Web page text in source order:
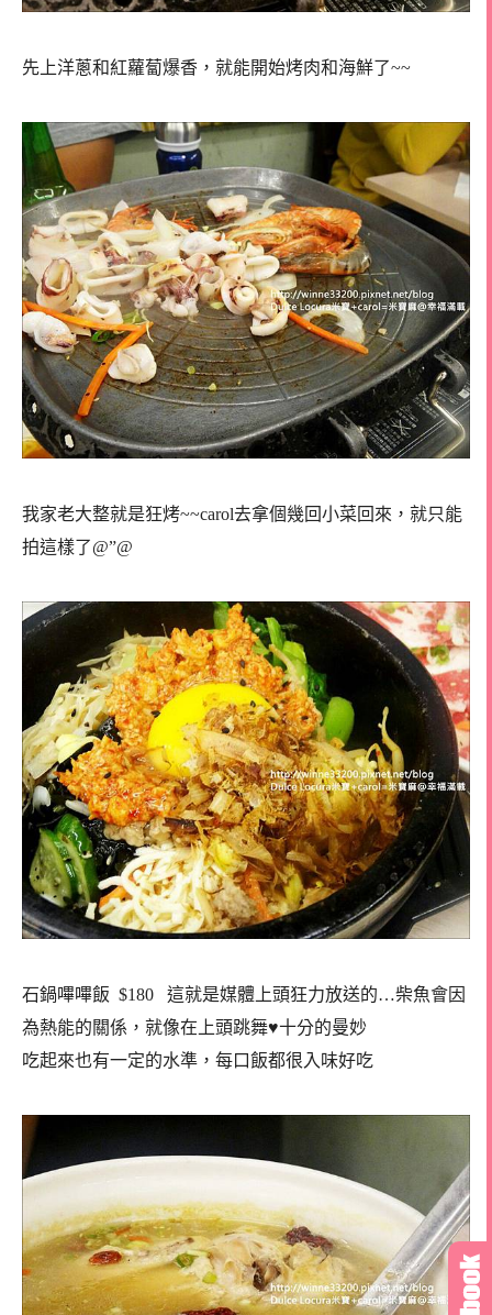
先上洋蔥和紅蘿蔔爆香，就能開始烤肉和海鮮了~~
我家老大整就是狂烤~~carol去拿個幾回小菜回來，就只能
拍這樣了@”@
石鍋嗶嗶飯 $180 這就是媒體上頭狂力放送的…柴魚會因
為熱能的關係，就像在上頭跳舞♥十分的曼妙
吃起來也有一定的水準，每口飯都很入味好吃